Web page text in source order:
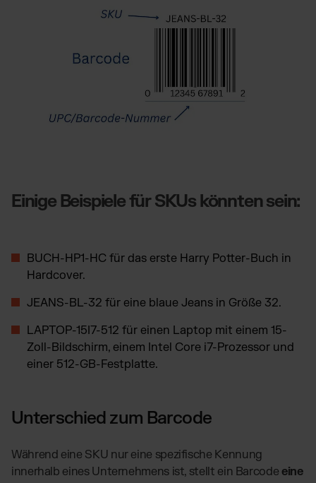
Einige Beispiele für SKUs könnten sein:
BUCH-HP1-HC für das erste Harry Potter-Buch in
Hardcover.
JEANS-BL-32 für eine blaue Jeans in Größe 32.
LAPTOP-15I7-512 für einen Laptop mit einem 15-
Zoll-Bildschirm, einem Intel Core i7-Prozessor und
einer 512-GB-Festplatte.
Unterschied zum Barcode
Während eine SKU nur eine spezifische Kennung
innerhalb eines Unternehmens ist, stellt ein Barcode eine